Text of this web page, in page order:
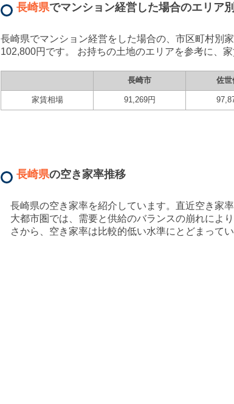
長崎県でマンション経営 した場合のエリア
長崎県でマンション経営をした場合の、市区町村別
102,800円です。 お持ちの土地のエリアを参考に、
長崎市 佐世
家賃相場 91,269円
長崎県の空き家率推移
長崎県の空き家率を紹介しています。直近空き家
大都市圏では、需要と供給のバランスの崩れによ
さから、空き家率は比較的低い水準にとどまってい